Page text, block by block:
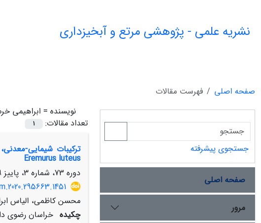
نشریه علمی - پژوهشی مرتع و آبخیزداری
صفحه اصلی
فهرست مقالات
نویسنده = ابراهیمی
تعداد مقالات:
1
Eremurus luteus
دوره 73، شماره 3، پاییز 1399، صفحه
محسن کاظمی، الیاس
چکیده خراسان رضوی
جستجوی پیشرفته
صفحه اصلی
مرور